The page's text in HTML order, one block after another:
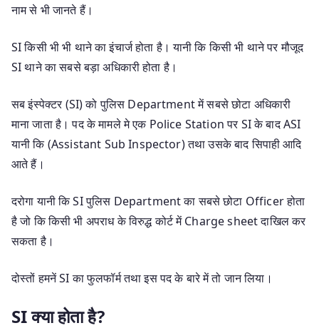
नाम से भी जानते हैं।
SI किसी भी भी थाने का इंचार्ज होता है। यानी कि किसी भी थाने पर मौजूद
SI थाने का सबसे बड़ा अधिकारी होता है।
सब इंस्पेक्टर (SI) को पुलिस Department में सबसे छोटा अधिकारी
माना जाता है। पद के मामले मे एक Police Station पर SI के बाद ASI
यानी कि (Assistant Sub Inspector) तथा उसके बाद सिपाही आदि
आते हैं।
दरोगा यानी कि SI पुलिस Department का सबसे छोटा Officer होता
है जो कि किसी भी अपराध के विरुद्ध कोर्ट में Charge sheet दाखिल कर
सकता है।
दोस्तों हमनें SI का फुलफॉर्म तथा इस पद के बारे में तो जान लिया।
SI क्या होता है?